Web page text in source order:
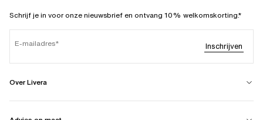
Schrijf je in voor onze nieuwsbrief en ontvang 10% welkomskorting.*
E-mailadres Inschrijven
Over Livera